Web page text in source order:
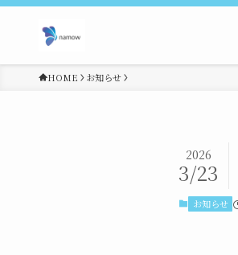
HOME お知らせ
2026
3/23
お知らせ